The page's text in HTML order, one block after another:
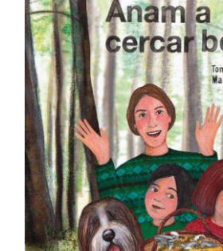
AFEGEIX A LA
DETALLS